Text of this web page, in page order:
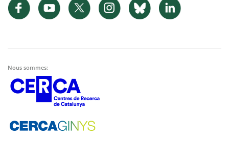
Nous sommes: